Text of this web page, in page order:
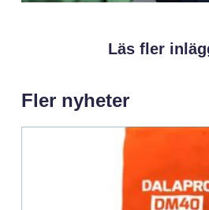
Läs fler
Fler nyheter